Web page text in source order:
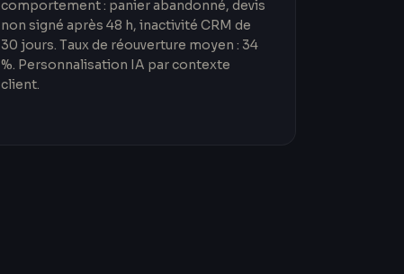
comportement : panier abandonné, devis
non signé après 48 h, inactivité CRM de
30 jours. Taux de réouverture moyen : 34
%. Personnalisation IA par contexte
client.